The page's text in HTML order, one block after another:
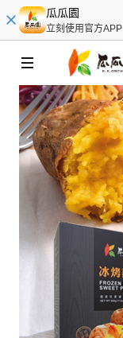
瓜瓜園
立刻使用官方APP